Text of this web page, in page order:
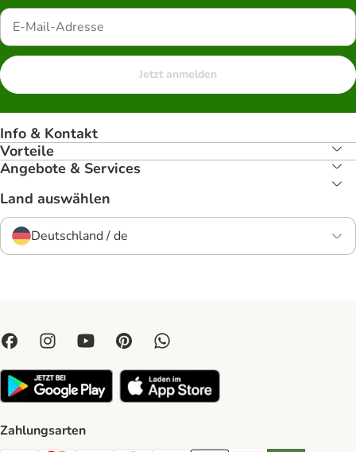
Jetzt anmelden
Info & Kontakt
Vorteile
Angebote & Services
Land auswählen
Deutschland / de
Zahlungsarten